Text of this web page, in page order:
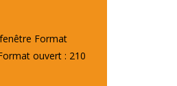
Format
ouvert : 210